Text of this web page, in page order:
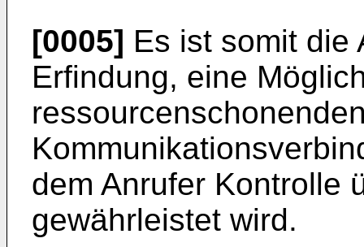
[0005] Es ist somit die
Erfindung, eine
dem Anrufer Kontrolle
gewährleistet wird.